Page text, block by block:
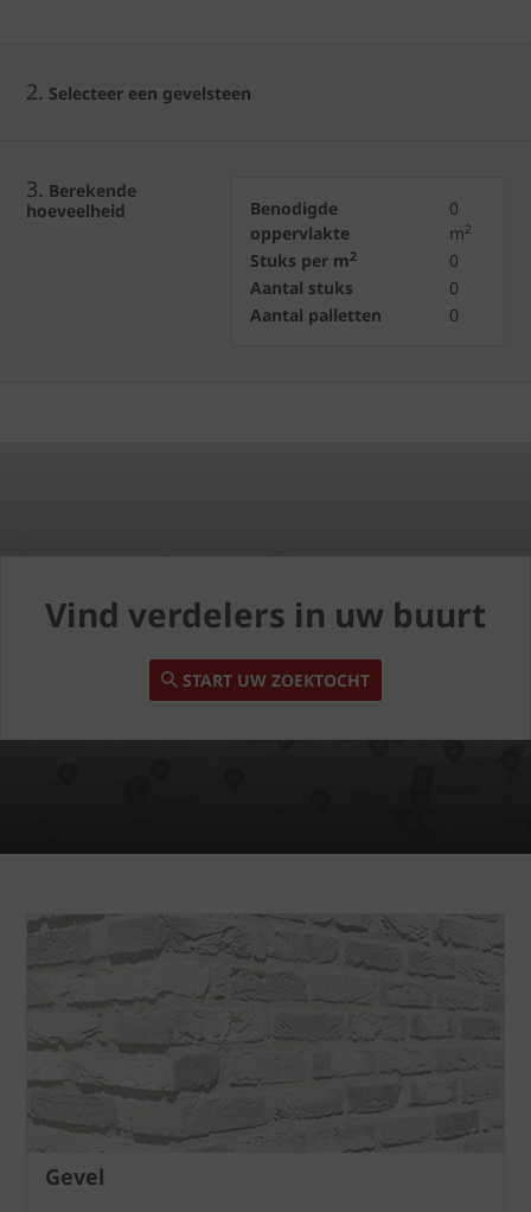
2. Selecteer een gevelsteen
3. Berekende
hoeveelheid
Benodigde
oppervlakte
0
m2
Stuks per m2
0
Aantal stuks
0
Aantal palletten
0
Vind verdelers in uw buurt
START UW ZOEKTOCHT
Gevel